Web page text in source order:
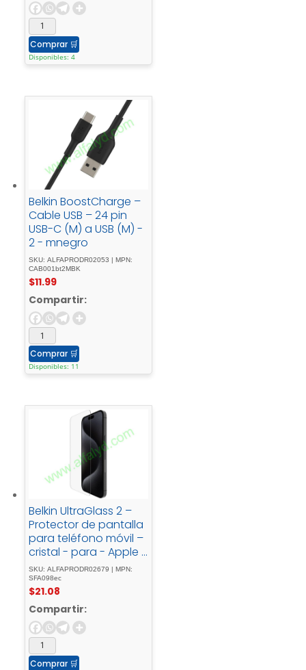
Comprar 🛒
Disponibles: 4
Belkin BoostCharge –
Cable USB – 24 pin
USB-C (M) a USB (M) -
2 - mnegro
SKU: ALFAPRODR02053 | MPN:
CAB001bt2MBK
$11.99
Compartir:
Comprar 🛒
Disponibles: 11
Belkin UltraGlass 2 –
Protector de pantalla
para teléfono móvil –
cristal - para - Apple -
iPhone - 15 - Pro - Max
SKU: ALFAPRODR02679 | MPN:
SFA098ec
$21.08
Compartir:
Comprar 🛒